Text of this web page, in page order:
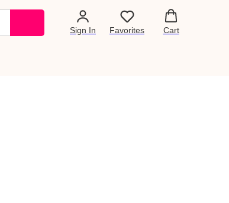
Sign In Favorites Cart